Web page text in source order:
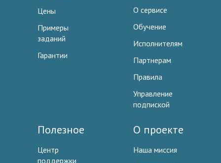
Цены
Примеры
заданий
Гарантии
О сервисе
Обучение
Исполнителям
Партнерам
Правила
Управление
подпиской
Полезное
Центр
поддержки
О проекте
Наша миссия